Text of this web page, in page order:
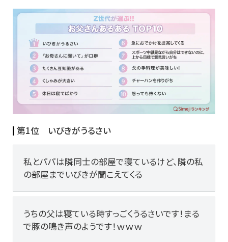
第1位 いびきがうるさい
私とパパは隣同士の部屋で寝ているけど、隣の私
の部屋までいびきが聞こえてくる
うちの父は寝ている時すっごくうるさいです！まる
で豚の鳴き声のようです！ｗｗｗ